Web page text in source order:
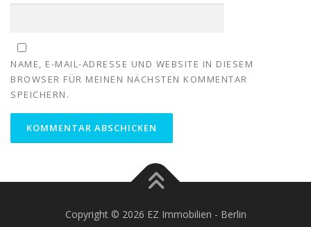
NAME, E-MAIL-ADRESSE UND WEBSITE IN DIESEM
BROWSER FÜR MEINEN NÄCHSTEN KOMMENTAR
SPEICHERN.
Copyright © 2026 EZ Immobilien - Berlin